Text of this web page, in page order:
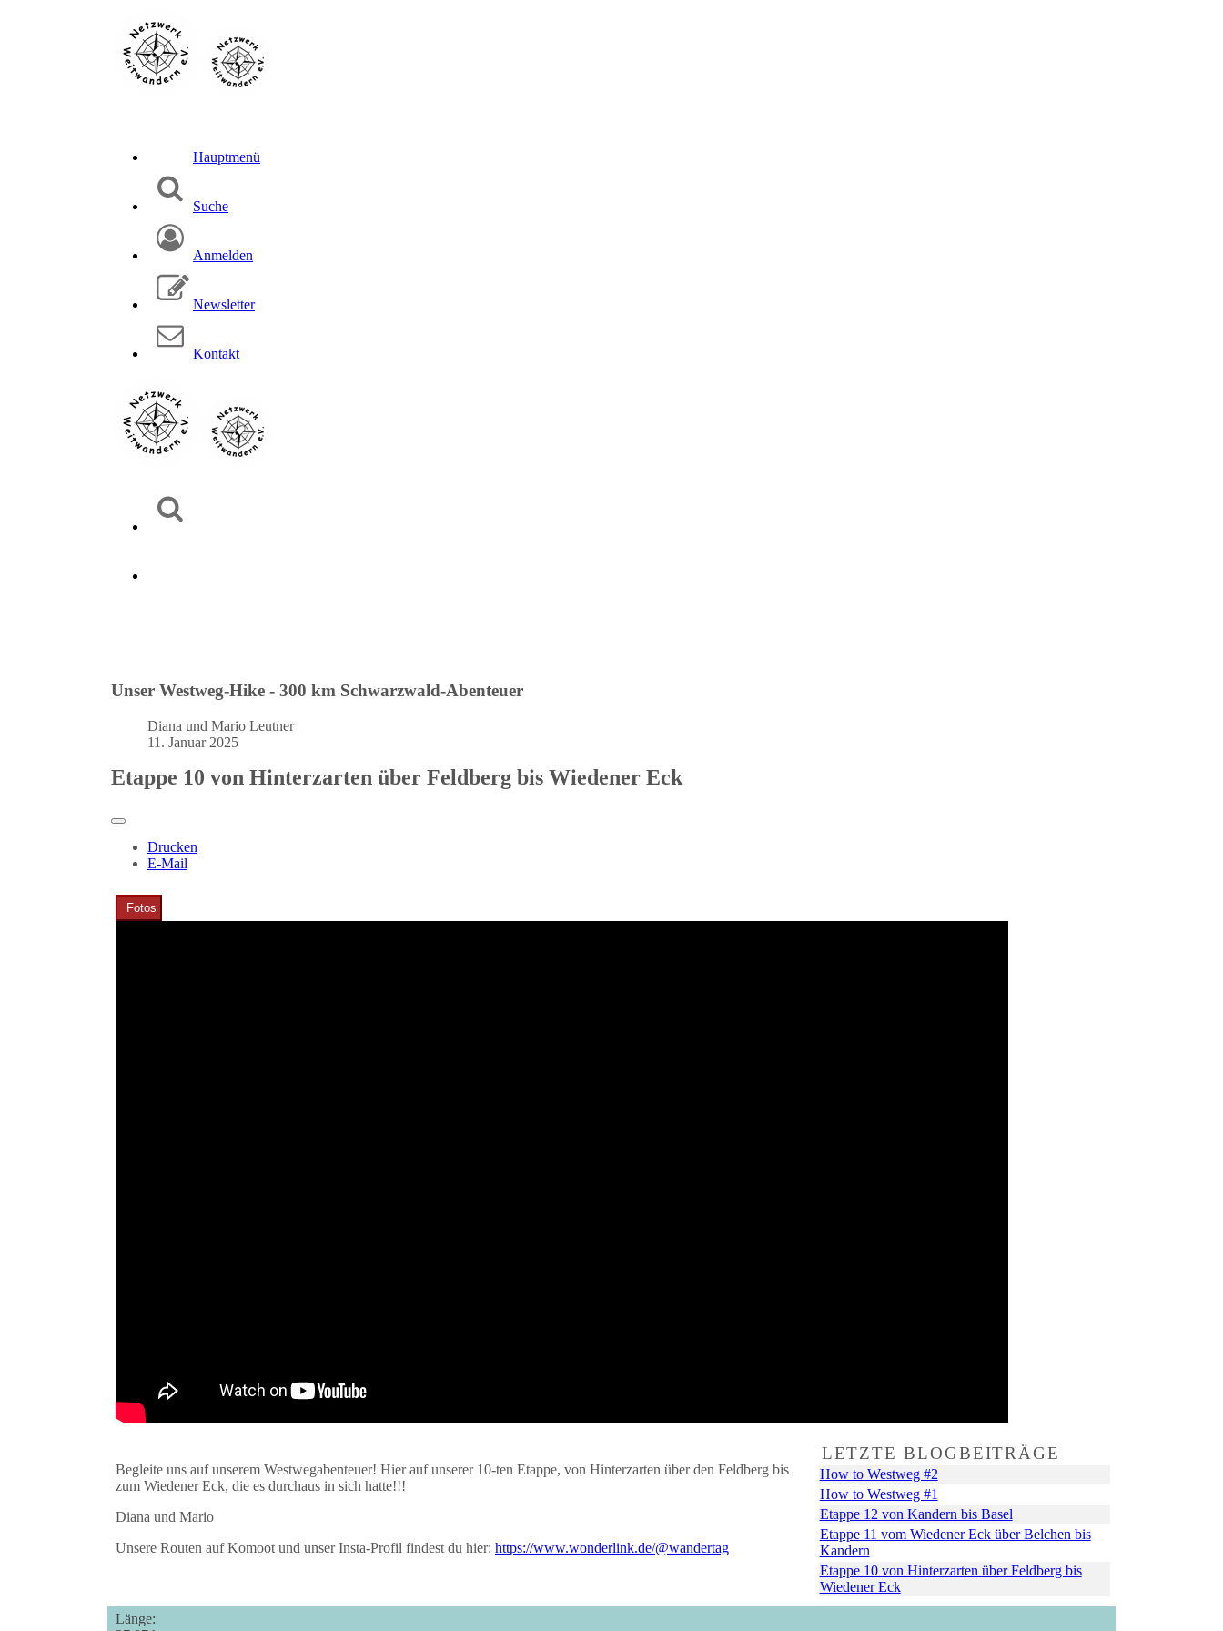
Hauptmenü
Suche
Anmelden
Newsletter
Kontakt
Unser Westweg-Hike - 300 km Schwarzwald-Abenteuer
Diana und Mario Leutner
11. Januar 2025
Etappe 10 von Hinterzarten über Feldberg bis Wiedener Eck
Drucken
E-Mail
Fotos
LETZTE BLOGBEITRÄGE
How to Westweg #2
How to Westweg #1
Etappe 12 von Kandern bis Basel
Etappe 11 vom Wiedener Eck über Belchen bis
Kandern
Etappe 10 von Hinterzarten über Feldberg bis
Wiedener Eck
Begleite uns auf unserem Westwegabenteuer! Hier auf unserer 10-ten Etappe, von Hinterzarten über den Feldberg bis
zum Wiedener Eck, die es durchaus in sich hatte!!!
Diana und Mario
Unsere Routen auf Komoot und unser Insta-Profil findest du hier: https://www.wonderlink.de/@wandertag
Länge: